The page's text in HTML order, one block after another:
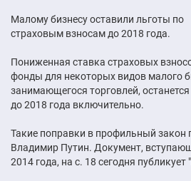
Малому бизнесу оставили льготы по
страховым взносам до 2018 года.
Пониженная ставка страховых
фонды для некоторых видов малого
занимающегося торговлей,
до 2018 года включительно.
Такие поправки в профильный закон
Владимир Путин. Документ,
2014 года, на с. 18 сегодня публикует